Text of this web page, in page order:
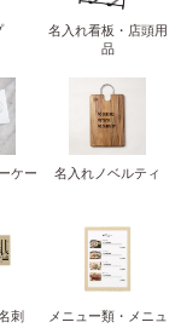
名入れ看板・店頭用
品
ケー
名入れノベルティ
刺
メニュー類・メニュ